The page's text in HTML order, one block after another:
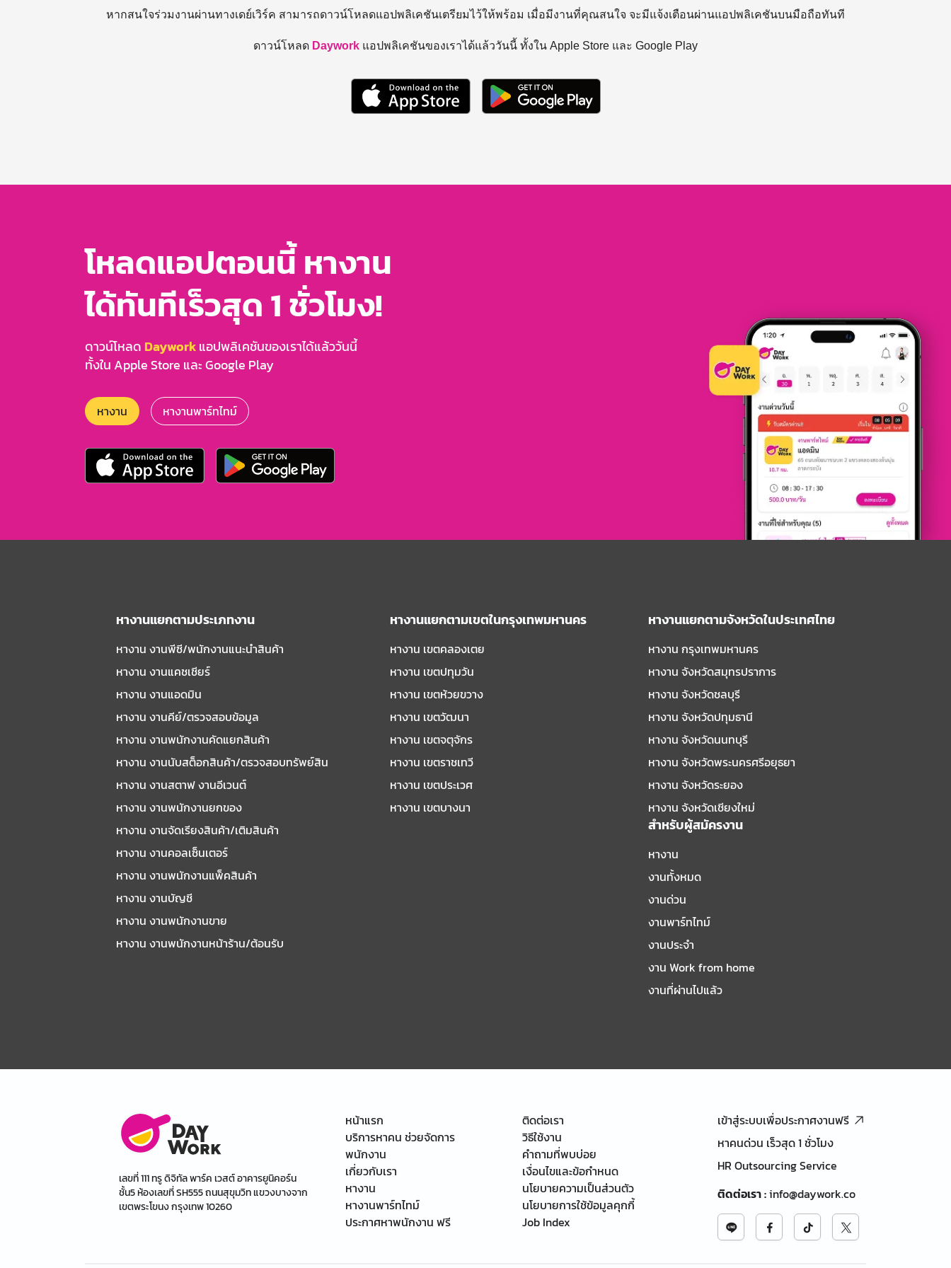
หากสนใจร่วมงานผ่านทางเดย์เวิร์ค สามารถดาวน์โหลดแอปพลิเคชันเตรียมไว้ให้พร้อม เมื่อมีงานที่คุณสนใจ จะมีแจ้งเตือนผ่านแอปพลิเคชันบนมือถือทันที
ดาวน์โหลด Daywork แอปพลิเคชันของเราได้แล้ววันนี้ ทั้งใน Apple Store และ Google Play
โหลดแอปตอนนี้ หางาน
ได้ทันทีเร็วสุด 1 ชั่วโมง!
ดาวน์โหลด Dayworkแอปพลิเคชันของเราได้แล้ววันนี้
ทั้งใน Apple Store และ Google Play
หางาน หางานพาร์ทไทม์
หางานแยกตามประเภทงาน
หางาน งานพีซี/พนักงานแนะนําสินค้า
หางาน งานแคชเชียร์
หางาน งานแอดมิน
หางาน งานคีย์/ตรวจสอบข้อมูล
หางาน งานพนักงานคัดแยกสินค้า
หางาน งานนับสต็อกสินค้า/ตรวจสอบทรัพย์สิน
หางาน งานสตาฟ งานอีเวนต์
หางาน งานพนักงานยกของ
หางาน งานจัดเรียงสินค้า/เติมสินค้า
หางาน งานคอลเซ็นเตอร์
หางาน งานพนักงานแพ็คสินค้า
หางาน งานบัญชี
หางาน งานพนักงานขาย
หางาน งานพนักงานหน้าร้าน/ต้อนรับ
หางานแยกตามเขตในกรุงเทพมหานคร
หางาน เขตคลองเตย
หางาน เขตปทุมวัน
หางาน เขตห้วยขวาง
หางาน เขตวัฒนา
หางาน เขตจตุจักร
หางาน เขตราชเทวี
หางาน เขตประเวศ
หางาน เขตบางนา
หางานแยกตามจังหวัดในประเทศไทย
หางาน กรุงเทพมหานคร
หางาน จังหวัดสมุทรปราการ
หางาน จังหวัดชลบุรี
หางาน จังหวัดปทุมธานี
หางาน จังหวัดนนทบุรี
หางาน จังหวัดพระนครศรีอยุธยา
หางาน จังหวัดระยอง
หางาน จังหวัดเชียงใหม่
สำหรับผู้สมัครงาน
หางาน
งานทั้งหมด
งานด่วน
งานพาร์ทไทม์
งานประจำ
งาน Work from home
งานที่ผ่านไปแล้ว
เลขที่ 111 ทรู ดิจิทัล พาร์ค เวสต์ อาคารยูนิคอร์น
ชั้น5 ห้องเลขที่ SH555 ถนนสุขุมวิท แขวงบางจาก
เขตพระโขนง กรุงเทพ 10260
หน้าแรก
บริการหาคน ช่วยจัดการ
พนักงาน
เกี่ยวกับเรา
หางาน
หางานพาร์ทไทม์
ประกาศหาพนักงาน ฟรี
ติดต่อเรา
วิธีใช้งาน
คำถามที่พบบ่อย
เงื่อนไขและข้อกำหนด
นโยบายความเป็นส่วนตัว
นโยบายการใช้ข้อมูลคุกกี้
Job Index
เข้าสู่ระบบเพื่อประกาศงานฟรี
หาคนด่วน เร็วสุด 1 ชั่วโมง
HR Outsourcing Service
ติดต่อเรา:info@daywork.co